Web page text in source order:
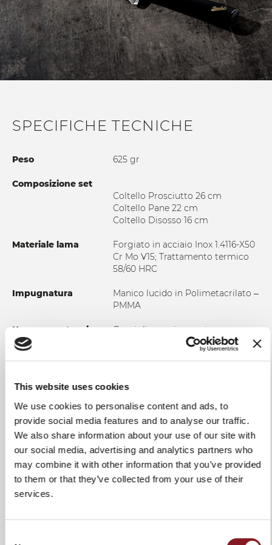
This website uses cookies
We use cookies to personalise content and ads, to
provide social media features and to analyse our traffic.
We also share information about your use of our site with
our social media, advertising and analytics partners who
may combine it with other information that you’ve provided
to them or that they’ve collected from your use of their
services.
SPECIFICHE TECNICHE
Peso 625 gr
Composizione set
Coltello Prosciutto 26 cm
Coltello Pane 22 cm
Coltello Disosso 16 cm
Materiale lama
Forgiato in acciaio Inox 1.4116-X50
Cr Mo V15; Trattamento termico
58/60 HRC
Impugnatura
Manico lucido in Polimetacrilato –
PMMA
Uso e manutenzione
Consigliamo vivamente un
lavaggio manuale in acqua calda
al fine di garantire integrità al
asciugare il coltello dopo ogni
lavaggio. Non utilizzare tessuti o
spugne abrasivi.
AGGIUNGI AL CONFRONTO